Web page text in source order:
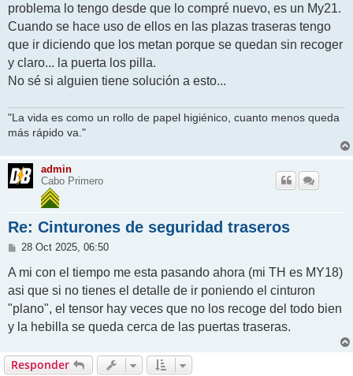
a
j
e
problema lo tengo desde que lo compré nuevo, es un My21.
Cuando se hace uso de ellos en las plazas traseras tengo
que ir diciendo que los metan porque se quedan sin recoger
y claro... la puerta los pilla.
No sé si alguien tiene solución a esto...
"La vida es como un rollo de papel higiénico, cuanto menos queda
más rápido va."
admin
Cabo Primero
Re: Cinturones de seguridad traseros
M
n
a
j
e
28 Oct 2025, 06:50
A mi con el tiempo me esta pasando ahora (mi TH es MY18)
asi que si no tienes el detalle de ir poniendo el cinturon
"plano", el tensor hay veces que no los recoge del todo bien
y la hebilla se queda cerca de las puertas traseras.
Responder